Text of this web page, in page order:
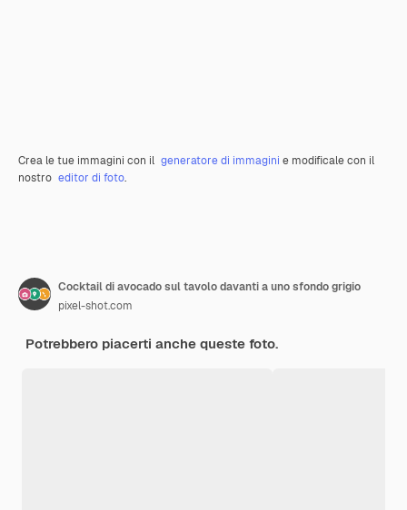
Crea le tue immagini con il generatore di immagini e modificale con il
nostro editor di foto.
Cocktail di avocado sul tavolo davanti a uno sfondo grigio
pixel-shot.com
Potrebbero piacerti anche queste foto.